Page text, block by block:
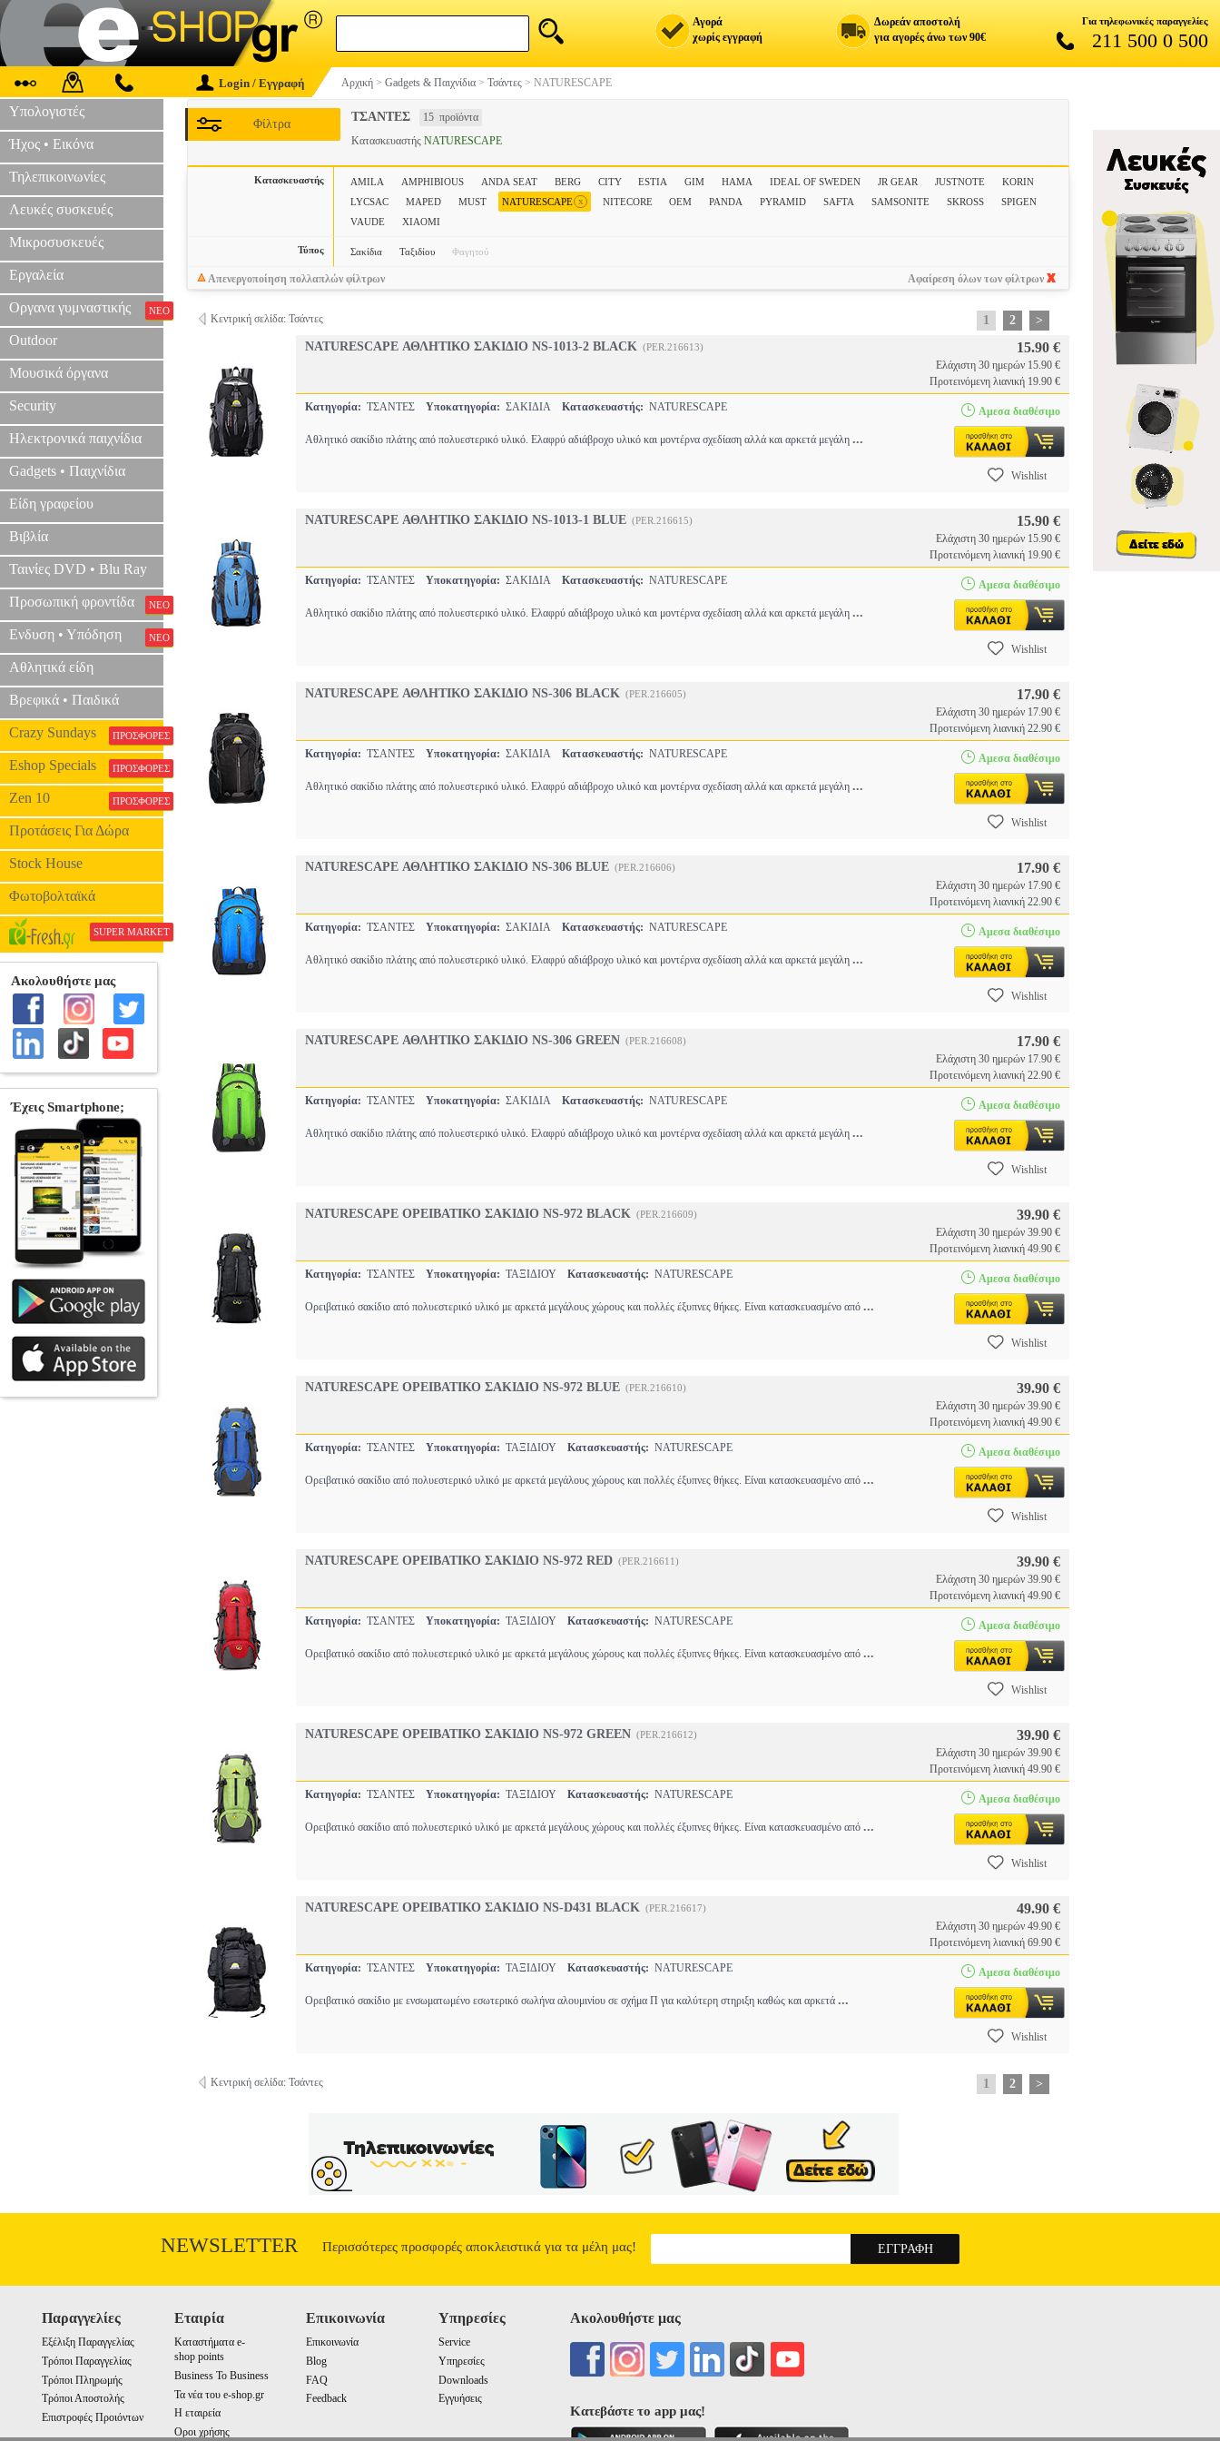
Αγορά
χωρίς εγγραφή
Δωρεάν αποστολή
για αγορές άνω των 90€
Για τηλεφωνικές παραγγελίες
211 500 0 500
Login / Εγγραφή Αρχική > Gadgets & Παιχνίδια > Τσάντες > NATURESCAPE
Υπολογιστές
Ήχος • Εικόνα
Τηλεπικοινωνίες
Λευκές συσκευές
Μικροσυσκευές
Εργαλεία
Οργανα γυμναστικής ΝΕΟ
Outdoor
Μουσικά όργανα
Security
Ηλεκτρονικά παιχνίδια
Gadgets • Παιχνίδια
Είδη γραφείου
Βιβλία
Ταινίες DVD • Blu Ray
Προσωπική φροντίδα ΝΕΟ
Ενδυση • Υπόδηση ΝΕΟ
Αθλητικά είδη
Βρεφικά • Παιδικά
Crazy Sundays ΠΡΟΣΦΟΡΕΣ
Eshop Specials ΠΡΟΣΦΟΡΕΣ
Zen 10 ΠΡΟΣΦΟΡΕΣ
Προτάσεις Για Δώρα
Stock House
Φωτοβολταϊκά
SUPER MARKET
ΤΣΑΝΤΕΣ 15 προϊόντα
Φίλτρα
Κατασκευαστής NATURESCAPE
Κατασκευαστής AMILA AMPHIBIOUS ANDA SEAT BERG CITY ESTIA GIM HAMA IDEAL OF SWEDEN JR GEAR JUSTNOTE
KORIN
LYCSAC
MAPED MUST NATURESCAPE x NITECORE OEM PANDA PYRAMID SAFTA SAMSONITE SKROSS
SPIGEN
VAUDE
XIAOMI
Τύπος Σακίδια Ταξιδίου Φαγητού
Απενεργοποίηση πολλαπλών φίλτρων Αφαίρεση όλων των φίλτρων
Κεντρική σελίδα: Τσάντες 1 2
>
NATURESCAPE ΑΘΛΗΤΙΚΟ ΣΑΚΙΔΙΟ NS-1013-2 BLACK (PER.216613) 15.90 €
Ελάχιστη 30 ημερών 15.90 €
Προτεινόμενη λιανική 19.90 €
Κατηγορία: ΤΣΑΝΤΕΣ Υποκατηγορία: ΣΑΚΙΔΙΑ Κατασκευαστής: NATURESCAPE
Αθλητικό σακίδιο πλάτης από πολυεστερικό υλικό. Ελαφρύ αδιάβροχο υλικό και μοντέρνα σχεδίαση αλλά και αρκετά μεγάλη ...
Αμεσα διαθέσιμο
Wishlist
NATURESCAPE ΑΘΛΗΤΙΚΟ ΣΑΚΙΔΙΟ NS-1013-1 BLUE (PER.216615) 15.90 €
Ελάχιστη 30 ημερών 15.90 €
Προτεινόμενη λιανική 19.90 €
Κατηγορία: ΤΣΑΝΤΕΣ Υποκατηγορία: ΣΑΚΙΔΙΑ Κατασκευαστής: NATURESCAPE
Αθλητικό σακίδιο πλάτης από πολυεστερικό υλικό. Ελαφρύ αδιάβροχο υλικό και μοντέρνα σχεδίαση αλλά και αρκετά μεγάλη ...
Αμεσα διαθέσιμο
Wishlist
NATURESCAPE ΑΘΛΗΤΙΚΟ ΣΑΚΙΔΙΟ NS-306 BLACK (PER.216605) 17.90 €
Ελάχιστη 30 ημερών 17.90 €
Προτεινόμενη λιανική 22.90 €
Κατηγορία: ΤΣΑΝΤΕΣ Υποκατηγορία: ΣΑΚΙΔΙΑ Κατασκευαστής: NATURESCAPE
Αθλητικό σακίδιο πλάτης από πολυεστερικό υλικό. Ελαφρύ αδιάβροχο υλικό και μοντέρνα σχεδίαση αλλά και αρκετά μεγάλη ...
Αμεσα διαθέσιμο
Wishlist
NATURESCAPE ΑΘΛΗΤΙΚΟ ΣΑΚΙΔΙΟ NS-306 BLUE (PER.216606) 17.90 €
Ελάχιστη 30 ημερών 17.90 €
Προτεινόμενη λιανική 22.90 €
Κατηγορία: ΤΣΑΝΤΕΣ Υποκατηγορία: ΣΑΚΙΔΙΑ Κατασκευαστής: NATURESCAPE
Αθλητικό σακίδιο πλάτης από πολυεστερικό υλικό. Ελαφρύ αδιάβροχο υλικό και μοντέρνα σχεδίαση αλλά και αρκετά μεγάλη ...
Αμεσα διαθέσιμο
Wishlist
NATURESCAPE ΑΘΛΗΤΙΚΟ ΣΑΚΙΔΙΟ NS-306 GREEN (PER.216608) 17.90 €
Ελάχιστη 30 ημερών 17.90 €
Προτεινόμενη λιανική 22.90 €
Κατηγορία: ΤΣΑΝΤΕΣ Υποκατηγορία: ΣΑΚΙΔΙΑ Κατασκευαστής: NATURESCAPE
Αθλητικό σακίδιο πλάτης από πολυεστερικό υλικό. Ελαφρύ αδιάβροχο υλικό και μοντέρνα σχεδίαση αλλά και αρκετά μεγάλη ...
Αμεσα διαθέσιμο
Wishlist
NATURESCAPE ΟΡΕΙΒΑΤΙΚΟ ΣΑΚΙΔΙΟ NS-972 BLACK (PER.216609) 39.90 €
Ελάχιστη 30 ημερών 39.90 €
Προτεινόμενη λιανική 49.90 €
Κατηγορία: ΤΣΑΝΤΕΣ Υποκατηγορία: ΤΑΞΙΔΙΟΥ Κατασκευαστής: NATURESCAPE
Ορειβατικό σακίδιο από πολυεστερικό υλικό με αρκετά μεγάλους χώρους και πολλές έξυπνες θήκες. Είναι κατασκευασμένο από ...
Αμεσα διαθέσιμο
Wishlist
NATURESCAPE ΟΡΕΙΒΑΤΙΚΟ ΣΑΚΙΔΙΟ NS-972 BLUE (PER.216610) 39.90 €
Ελάχιστη 30 ημερών 39.90 €
Προτεινόμενη λιανική 49.90 €
Κατηγορία: ΤΣΑΝΤΕΣ Υποκατηγορία: ΤΑΞΙΔΙΟΥ Κατασκευαστής: NATURESCAPE
Ορειβατικό σακίδιο από πολυεστερικό υλικό με αρκετά μεγάλους χώρους και πολλές έξυπνες θήκες. Είναι κατασκευασμένο από ...
Αμεσα διαθέσιμο
Wishlist
NATURESCAPE ΟΡΕΙΒΑΤΙΚΟ ΣΑΚΙΔΙΟ NS-972 RED (PER.216611) 39.90 €
Ελάχιστη 30 ημερών 39.90 €
Προτεινόμενη λιανική 49.90 €
Κατηγορία: ΤΣΑΝΤΕΣ Υποκατηγορία: ΤΑΞΙΔΙΟΥ Κατασκευαστής: NATURESCAPE
Ορειβατικό σακίδιο από πολυεστερικό υλικό με αρκετά μεγάλους χώρους και πολλές έξυπνες θήκες. Είναι κατασκευασμένο από ...
Αμεσα διαθέσιμο
Wishlist
NATURESCAPE ΟΡΕΙΒΑΤΙΚΟ ΣΑΚΙΔΙΟ NS-972 GREEN (PER.216612) 39.90 €
Ελάχιστη 30 ημερών 39.90 €
Προτεινόμενη λιανική 49.90 €
Κατηγορία: ΤΣΑΝΤΕΣ Υποκατηγορία: ΤΑΞΙΔΙΟΥ Κατασκευαστής: NATURESCAPE
Ορειβατικό σακίδιο από πολυεστερικό υλικό με αρκετά μεγάλους χώρους και πολλές έξυπνες θήκες. Είναι κατασκευασμένο από ...
Αμεσα διαθέσιμο
Wishlist
NATURESCAPE ΟΡΕΙΒΑΤΙΚΟ ΣΑΚΙΔΙΟ NS-D431 BLACK (PER.216617) 49.90 €
Ελάχιστη 30 ημερών 49.90 €
Προτεινόμενη λιανική 69.90 €
Κατηγορία: ΤΣΑΝΤΕΣ Υποκατηγορία: ΤΑΞΙΔΙΟΥ Κατασκευαστής: NATURESCAPE
Ορειβατικό σακίδιο με ενσωματωμένο εσωτερικό σωλήνα αλουμινίου σε σχήμα Π για καλύτερη στηριξη καθώς και αρκετά ...
Αμεσα διαθέσιμο
Wishlist
Κεντρική σελίδα: Τσάντες 1 2 >
NEWSLETTER Περισσότερες προσφορές αποκλειστικά για τα μέλη μας!
Παραγγελίες
Εξέλιξη Παραγγελίας
Τρόποι Παραγγελίας
Τρόποι Πληρωμής
Τρόποι Αποστολής
Επιστροφές Προιόντων
Εταιρία
Καταστήματα e-
shop points
Business To Business
Τα νέα του e-shop.gr
Η εταιρεία
Οροι χρήσης
Επικοινωνία
Επικοινωνία
Blog
FAQ
Feedback
Υπηρεσίες
Service
Υπηρεσίες
Downloads
Εγγυήσεις
Ακολουθήστε μας
Κατεβάστε το app μας!